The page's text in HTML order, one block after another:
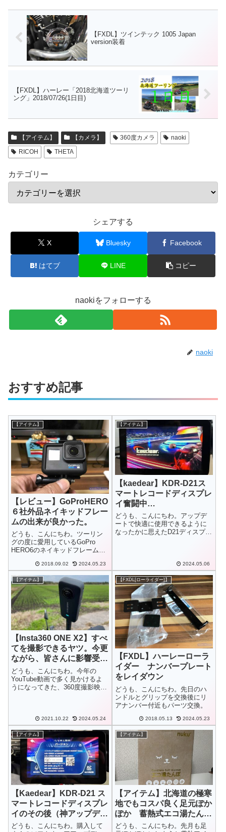
【FXDL】ツインテック 1005 Japan
version装着
【FXDL】ハーレー「2018北海道ツーリ
ング」2018/07/26(1日目)
【アイテム】 【カメラ】 360度カメラ
naoki
RICOH
THETA
カテゴリー
シェアする
X Bluesky Facebook
はてブ LINE コピー
naokiをフォローする
naoki
おすすめ記事
【アイテム】
【レビュー】GoProHERO
６社外品ネイキッドフレー
ムの出来が良かった。
どうも、こんにちわ。ツーリン
グの度に愛用しているGoPro
HERO6のネイキッドフレームを
で、社外品をチョイス。これが
レビューでも純正よりこっちが
良いという方もいるほどの評価
です。
2018.09.02 2024.05.23
【アイテム】
【kaedear】KDR-D21ス
マートレコードディスプレ
イ奮闘中…
どうも、こんにちわ。アップデ
ートで快適に使用できるように
なったかに思えたD21ディスプレ
2024.05.06
【アイテム】
【Insta360 ONE X2】すべ
てを撮影できるヤツ。今更
ながら、皆さんに影響受け
て買っちゃいました
どうも、こんにちわ。今年の
YouTube動画で多く見かけるよ
うになってきた、360度撮影映
へ移住してきてから、この広大
な景色を撮影するのに欲望が止
まらなくなり...
2021.10.22 2024.05.24
【FXDL[ローライダー]】
【FXDL】ハーレーローラ
イダー ナンバープレート
をレイダウン
どうも、こんにちわ。先日のハ
ンドルとグリップを交換後にリ
アナンバー付近もパーツ交換。
2018.05.13 2024.05.23
【アイテム】
【Kaedear】KDR-D21 ス
マートレコードディスプレ
イのその後（神アップデー
ト）
どうも、こんにちわ。購入して
【アイテム】
【アイテム】北海道の極寒
地でもコスパ良く足元ぽか
ぽか 蓄熱式エコ湯たん
ぽ nuku2（ぬくぬく）
どうも、こんにちわ。先月も足